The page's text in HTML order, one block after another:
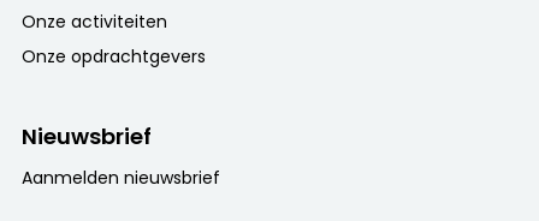
Onze activiteiten
Onze opdrachtgevers
Nieuwsbrief
Aanmelden nieuwsbrief